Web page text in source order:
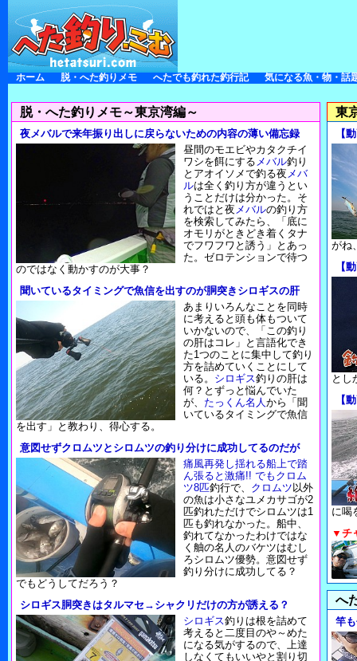
ホーム 脱・へた釣りメモ へたでも釣れた釣行記 気になる魚・物・話
脱・へた釣りメモ～東京湾編～
夜メバルで来年振り出しに戻らないための内容の薄い備忘録
昼間のモエビやカタクチイ
ワシを餌にする メバル釣り
とアオイソメで釣る夜 メバ
ルは全く釣り方が違うとい
うことだけは分かった。そ
れではと夜 メバルの釣り方
を検索してみたら、「底に
オモリがときどき着くタナ
でフワフワと誘う」とあっ
た。ゼロテンションで待つ
のではなく動かすのが大事？
聞いているタイミングで魚信を出すのが胴突きシロギスの肝
あまりいろんなことを同時
に考えると頭も体もついて
いかないので、「この釣り
の肝はコレ」と言語化でき
た1つのことに集中して釣り
方を詰めていくことにして
いる。 シロギス釣りの肝は
何？とずっと悩んでいた
が、 たっくん名人から「聞
いているタイミングで魚信
を出す」と教わり、得心する。
意図せずクロムツとシロムツの釣り分けに成功してるのだが
痛風再発し揺れる船上で踏
ん張ると激痛!! でもクロム
ツ8匹釣行で、 クロムツ 以外
の魚は小さなユメカサゴが2
匹釣れただけでシロムツは1
匹も釣れなかった。船中、
釣れてなかったわけではな
く舳の名人のバケツはむし
ろシロムツ優勢。意図せず
釣り分けに成功してる？
でもどうしてだろう？
シロギス胴突きはタルマセ→シャクリだけの方が誘える？
シロギス釣りは根を詰めて
考えると二度目のや～めた
になる気がするので、上達
しなくてもいいやと割り切
東
【
がね
【
とし
【
に喝
▼チ
へ
竿